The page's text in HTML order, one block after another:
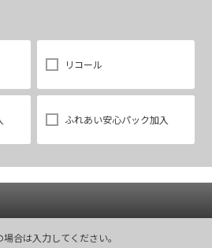
リコール
ふれあい安心パック加入
合は入力してください。